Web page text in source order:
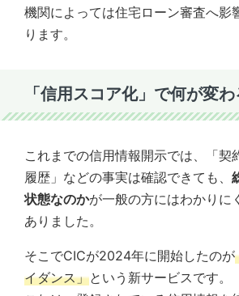
機関によっては住宅ローン審査へ影
ります。
「信用スコア化」で何が変
これまでの信用情報開示では、「契
履歴」などの事実は確認できても、
状態なのかが一般の方にはわかりに
ありました。
そこでCICが2024年に開始したのが
イダンス」という新サービスです。